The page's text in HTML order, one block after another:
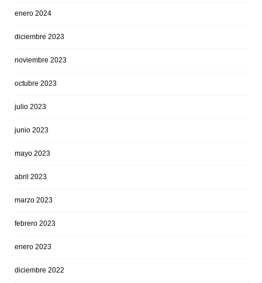
enero 2024
diciembre 2023
noviembre 2023
octubre 2023
julio 2023
junio 2023
mayo 2023
abril 2023
marzo 2023
febrero 2023
enero 2023
diciembre 2022